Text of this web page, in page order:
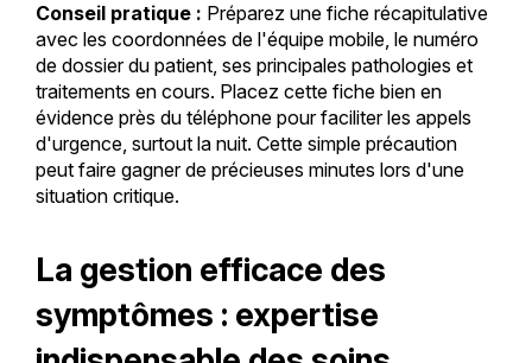
Conseil pratique : Préparez une fiche récapitulative
avec les coordonnées de l'équipe mobile, le numéro
de dossier du patient, ses principales pathologies et
traitements en cours. Placez cette fiche bien en
évidence près du téléphone pour faciliter les appels
d'urgence, surtout la nuit. Cette simple précaution
peut faire gagner de précieuses minutes lors d'une
situation critique.
La gestion efficace des
symptômes : expertise